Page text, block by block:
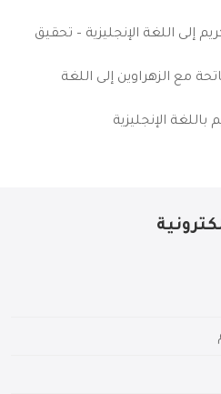
إلى اللغة الإنجليزية – تحقيق
مع الزهراوين إلى اللغة
باللغة الإنجليزية